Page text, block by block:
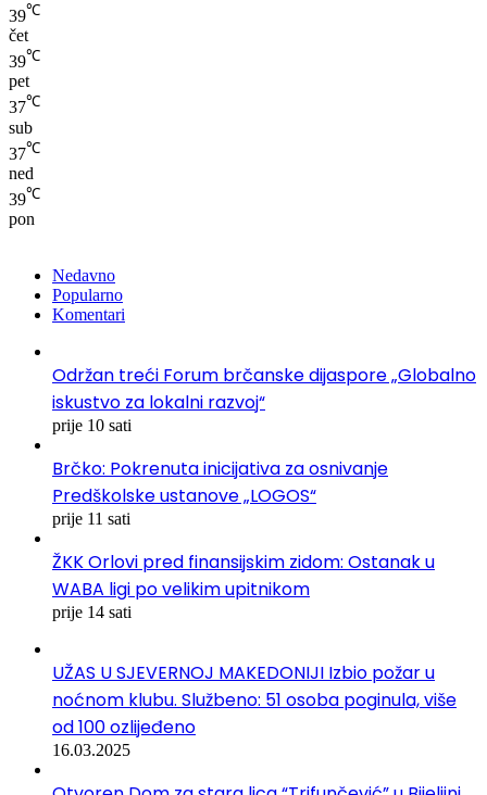
39℃
čet
39℃
pet
37℃
sub
37℃
ned
39℃
pon
Nedavno
Popularno
Komentari
Održan treći Forum brčanske dijaspore „Globalno
iskustvo za lokalni razvoj“
prije 10 sati
Brčko: Pokrenuta inicijativa za osnivanje
Predškolske ustanove „LOGOS“
prije 11 sati
ŽKK Orlovi pred finansijskim zidom: Ostanak u
WABA ligi po velikim upitnikom
prije 14 sati
UŽAS U SJEVERNOJ MAKEDONIJI Izbio požar u
noćnom klubu. Službeno: 51 osoba poginula, više
od 100 ozlijeđeno
16.03.2025